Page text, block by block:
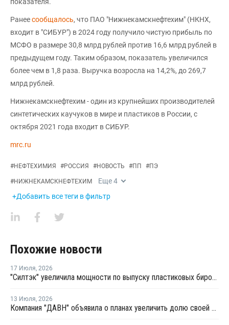
Ранеесообщалось, что ПАО "Нижнекамскнефтехим" (НКНХ,
входит в "СИБУР") в 2024 году получило чистую прибыль по
МСФО в размере 30,8 млрд рублей против 16,6 млрд рублей в
предыдущем году. Таким образом, показатель увеличился
более чем в 1,8 раза. Выручка возросла на 14,2%, до 269,7
млрд рублей.
Нижнекамскнефтехим - один из крупнейших производителей
синтетических каучуков в мире и пластиков в России, с
октября 2021 года входит в СИБУР.
mrc.ru
#НЕФТЕХИМИЯ #РОССИЯ #НОВОСТЬ #ПП #ПЭ
#НИЖНЕКАМСКНЕФТЕХИМ Еще4
+Добавить все теги в фильтр
Похожие новости
17 Июля, 2026
"Силтэк" увеличила мощности по выпуску пластиковых бирок для животных
13 Июля, 2026
Компания "ДАВН" объявила о планах увеличить долю своей полимерной продукции в России